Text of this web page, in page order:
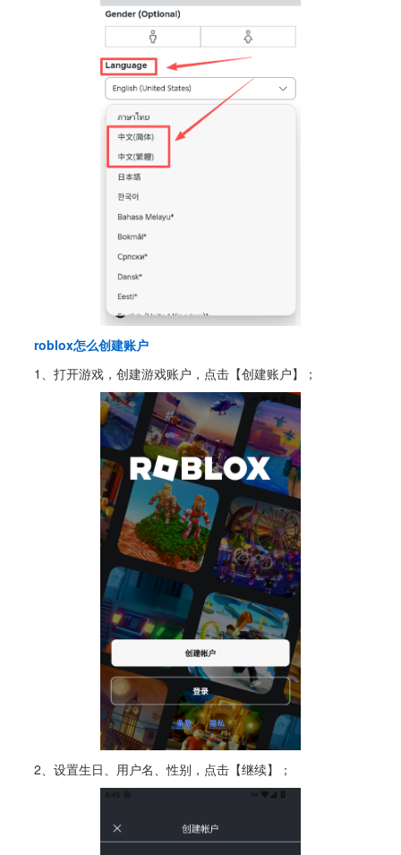
roblox怎么创建账户
1、打开游戏，创建游戏账户，点击【创建账户】；
2、设置生日、用户名、性别，点击【继续】；